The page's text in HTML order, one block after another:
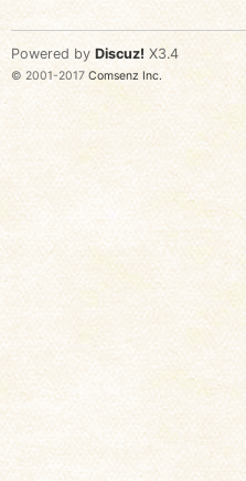
Powered by Discuz! X3.4
© 2001-2017 Comsenz Inc.